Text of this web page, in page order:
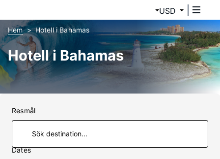
USD
Hem Hotell i Bahamas
Hotell i Bahamas
Resmål
Dates